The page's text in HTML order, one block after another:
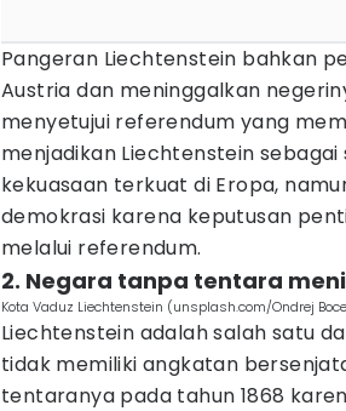
Pangeran Liechtenstein bahkan
Austria dan meninggalkan
menyetujui referendum yang
menjadikan Liechtenstein
kekuasaan terkuat di Eropa,
demokrasi karena keputusan
melalui referendum.
2. Negara tanpa tentara
Kota Vaduz Liechtenstein (unsplash.com/Ondrej
Liechtenstein adalah salah satu
tidak memiliki angkatan
tentaranya pada tahun 1868